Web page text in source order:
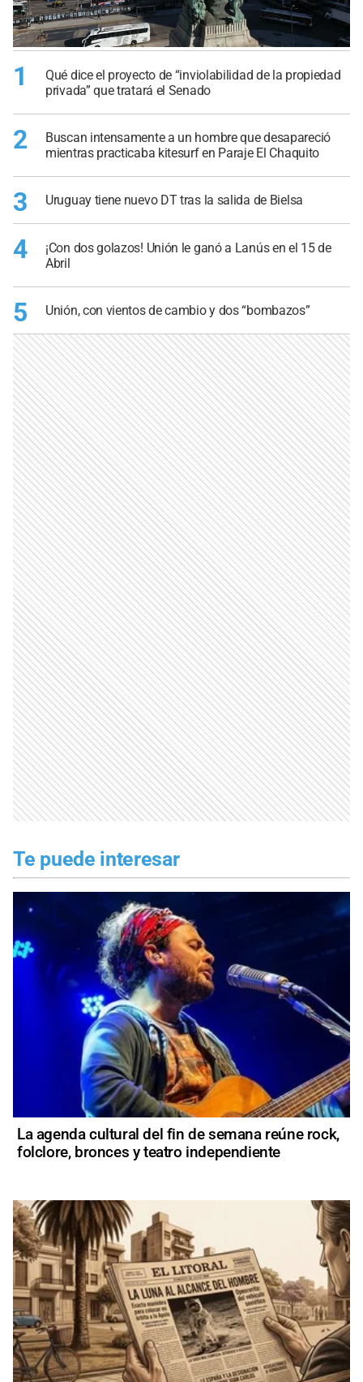
1
Qué dice el proyecto de “inviolabilidad de la propiedad
privada” que tratará el Senado
2
Buscan intensamente a un hombre que desapareció
mientras practicaba kitesurf en Paraje El Chaquito
3 Uruguay tiene nuevo DT tras la salida de Bielsa
4
¡Con dos golazos! Unión le ganó a Lanús en el 15 de
Abril
5 Unión, con vientos de cambio y dos “bombazos”
Te puede interesar
La agenda cultural del fin de semana reúne rock,
folclore, bronces y teatro independiente